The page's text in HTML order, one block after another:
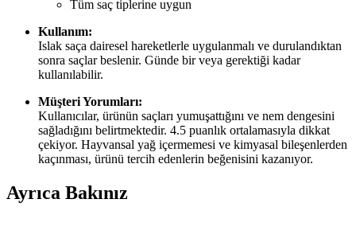
Tüm saç tiplerine uygun
Kullanım:
Islak saça dairesel hareketlerle uygulanmalı ve durulandıktan
sonra saçlar beslenir. Günde bir veya gerektiği kadar
kullanılabilir.
Müşteri Yorumları:
Kullanıcılar, ürünün saçları yumuşattığını ve nem dengesini
sağladığını belirtmektedir. 4.5 puanlık ortalamasıyla dikkat
çekiyor. Hayvansal yağ içermemesi ve kimyasal bileşenlerden
kaçınması, ürünü tercih edenlerin beğenisini kazanıyor.
Ayrıca Bakınız